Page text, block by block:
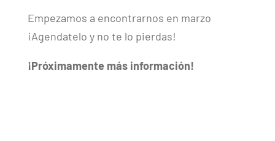
Empezamos a encontrarnos en marzo
¡Agendatelo y no te lo pierdas!
¡Próximamente más información!